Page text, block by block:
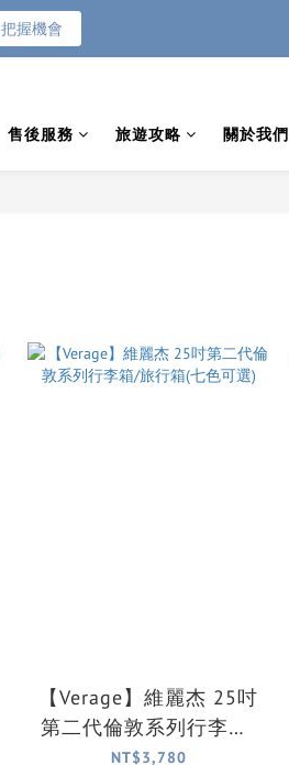
把握機會
把握機會
售後服務 旅遊攻略 關於我們
【Verage】維麗杰 25吋
第二代倫敦系列行李箱/
旅行箱(七色可選)
NT$3,780